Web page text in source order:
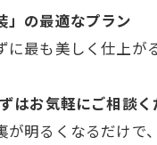
」の最適なプラン
最も美しく仕上が
はお気軽にご相談く
明るくなるだけで